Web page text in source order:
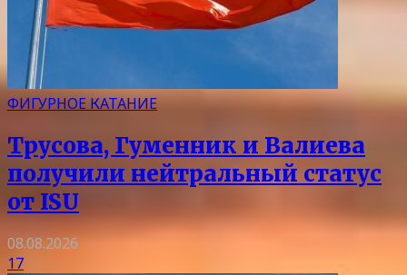
ФИГУРНОЕ КАТАНИЕ
Трусова, Гуменник и Валиева
получили нейтральный статус
от ISU
08.08.2026
17